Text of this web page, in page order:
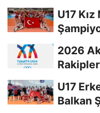
U17 Kız
2026
U17
Balkan